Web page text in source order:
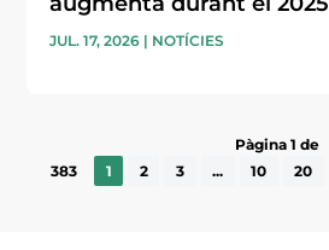
JUL. 17, 2026 | NOTÍCIES
Pàgina 1 de
383
1 2 3 ... 10 20